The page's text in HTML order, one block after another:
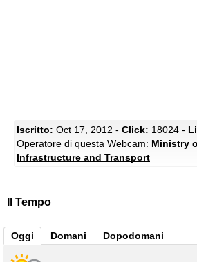
Iscritto: Oct 17, 2012 - Click: 18024 -
Operatore di questa Webcam: Ministry
Infrastructure and Transport
Il Tempo
Oggi Domani Dopodomani